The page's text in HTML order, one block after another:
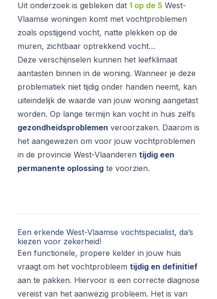
Uit onderzoek is gebleken dat 1 op de 5 West-
Vlaamse woningen komt met vochtproblemen
zoals opstijgend vocht, natte plekken op de
muren, zichtbaar optrekkend vocht…
Deze verschijnselen kunnen het leefklimaat
aantasten binnen in de woning. Wanneer je deze
problematiek niet tijdig onder handen neemt, kan
uiteindelijk de waarde van jouw woning aangetast
worden. Op lange termijn kan vocht in huis zelfs
gezondheidsproblemen veroorzaken. Daarom is
het aangewezen om voor jouw vochtproblemen
in de provincie West-Vlaanderen tijdig een
permanente oplossing te voorzien.
Een erkende West-Vlaamse vochtspecialist, da’s
kiezen voor zekerheid!
Een functionele, propere kelder in jouw huis
vraagt om het vochtprobleem tijdig en definitief
aan te pakken. Hiervoor is een correcte diagnose
vereist van het aanwezig probleem. Het is van